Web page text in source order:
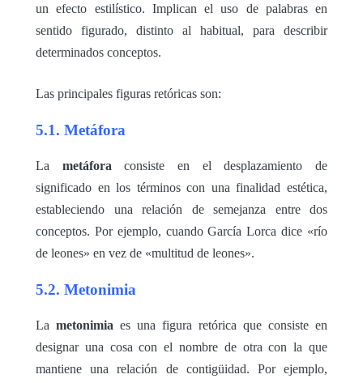
un efecto estilístico. Implican el uso de palabras en
sentido figurado, distinto al habitual, para describir
determinados conceptos.
Las principales figuras retóricas son:
5.1. Metáfora
La metáfora consiste en el desplazamiento de
significado en los términos con una finalidad estética,
estableciendo una relación de semejanza entre dos
conceptos. Por ejemplo, cuando García Lorca dice «río
de leones» en vez de «multitud de leones».
5.2. Metonimia
La metonimia es una figura retórica que consiste en
designar una cosa con el nombre de otra con la que
mantiene una relación de contigüidad. Por ejemplo,